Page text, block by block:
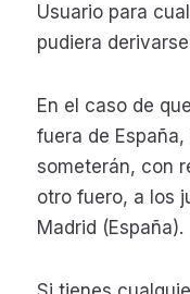
Usuario para
pudiera
En el caso de
fuera de España,
someterán, con
otro fuero, a los
Madrid (España).